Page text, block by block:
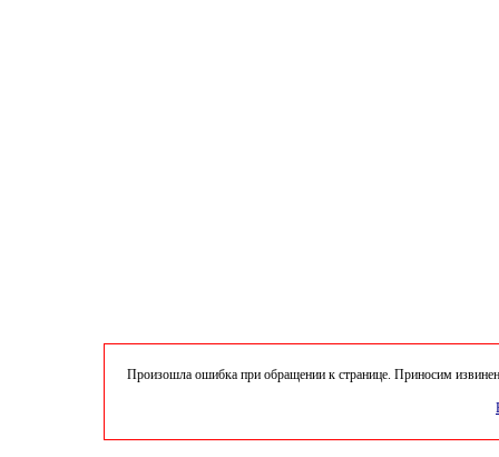
Произошла ошибка при обращении к странице. Приносим